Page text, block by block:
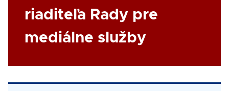
riaditeľa Rady pre
mediálne služby